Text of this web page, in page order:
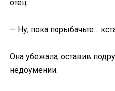
отец.
— Ну, пока порыбачьте…
Она убежала, оставив
недоумении.